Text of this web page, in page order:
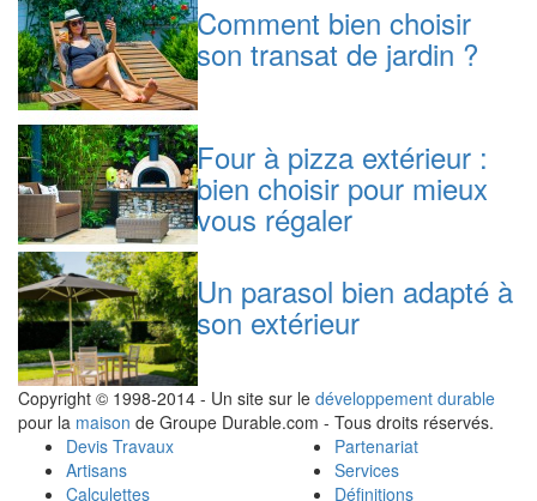
Comment bien choisir
son transat de jardin ?
Four à pizza extérieur :
bien choisir pour mieux
vous régaler
Un parasol bien adapté à
son extérieur
Copyright © 1998-2014 - Un site sur le développement durable
pour la maison de Groupe Durable.com - Tous droits réservés.
Devis Travaux
Artisans
Calculettes
Partenariat
Services
Définitions